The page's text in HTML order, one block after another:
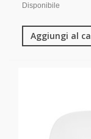
Disponibile
Aggiungi al